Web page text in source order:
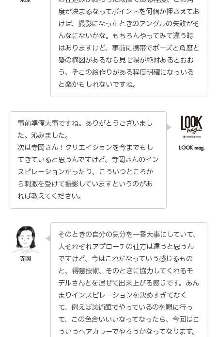
度が決まるなってポイントを何個か押さえてお
けば、撮影になったときのアングルの失敗がそ
んなにないかな。もちろんやってみて違う時
はありますけど、事前に携帯でポーズと角度と
髪の構図があるなら見せ場が絶対あるとおお
う、そこの絵作りがある程度明確になっいる
と楽かもしれないですね。
事前準備大事ですね。ありがとうございまし
た。沁みました。
次は寺岡さん！クリエイションを今までもし
てきていると思うんですけど、寺岡さんのイン
スピレーションだったり、こういつところか
ら刺激を受けて撮影していますというのがあ
れば教えてください。
そのときの自分の気分を一番大事にしていて、
人それぞれアプローチの仕方は違うと思うん
ですけど、今はこれだなっていう感じるもの
と、得意技術、そのときに協力してくれるモ
デルさんとを混ぜて出来上がる感じです。あん
まりインスピレーションを決めすぎてなく
て、例えば美術館でやっているのを観に行っ
て、この色合いいいなってなったら、今回はこ
ういうヘアカラーでやろうかなってなります。